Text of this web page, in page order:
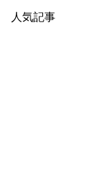
の
人気記事